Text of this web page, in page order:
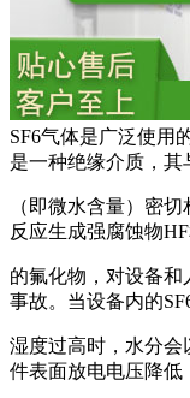
SF6气体是广泛使用
是一种绝缘介质，其
（即微水含量）密
反应生成强腐蚀物
的氟化物，对设备
事故。当设备内的
湿度过高时，水分会
件表面放电电压降低